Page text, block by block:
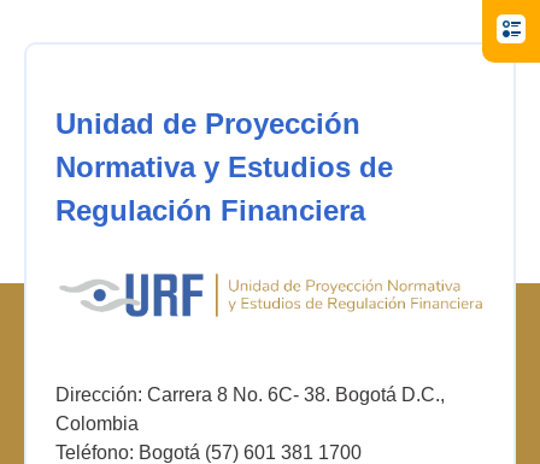
Unidad de Proyección
Normativa y Estudios de
Regulación Financiera
Dirección: Carrera 8 No. 6C- 38. Bogotá D.C.,
Colombia
Teléfono: Bogotá (57) 601 381 1700